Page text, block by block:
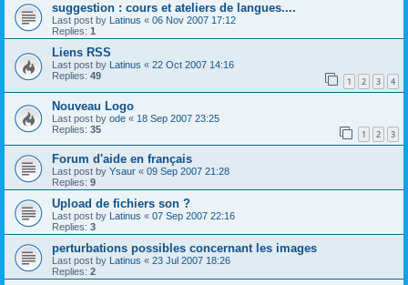
suggestion : cours et ateliers de langues....
Last post by Latinus « 06 Nov 2007 17:12
Replies: 1
Liens RSS
Last post by Latinus « 22 Oct 2007 14:16
Replies: 49 1 2 3 4
Nouveau Logo
Last post by ode « 18 Sep 2007 23:25
Replies: 35 1 2 3
Forum d'aide en français
Last post by Ysaur « 09 Sep 2007 21:28
Replies: 9
Upload de fichiers son ?
Last post by Latinus « 07 Sep 2007 22:16
Replies: 3
perturbations possibles concernant les images
Last post by Latinus « 23 Jul 2007 18:26
Replies: 2